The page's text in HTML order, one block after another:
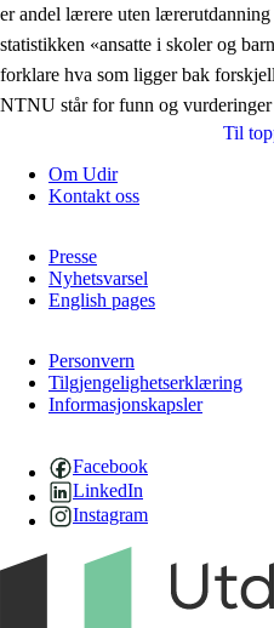
er andel lærere uten
statistikken «ansatte i skoler og
forklare hva som ligger bak
NTNU står for funn og
Til
Om Udir
Kontakt oss
Presse
Nyhetsvarsel
English pages
Personvern
Tilgjengelighetserklæring
Informasjonskapsler
Facebook
LinkedIn
Instagram